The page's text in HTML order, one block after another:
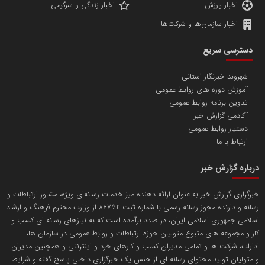
پایگاه اطلاع رسانی اعتلای نهادهای مردمی
پایگاه اطلاع رسانی دریا و نفت
تامین آهن اسفنجی تولیدکنندگان فولاد در کشور
تریبون
انتشار گسترده محتوا در رسانه گزارش خبر
مسعودصادقی
اخبار ورزش
اخبار زندگی و سرگرمی
اخبار سازمان‌ها و شرکت‌ها
دسترسی سریع
شهروند خبرنگار استانی
آموزش دوره های روابط عمومی
تدوین برنامه روابط عمومی
آکادمی گزارش خبر
دستیار روابط عمومی
ارتباط با ما
درباره گزارش خبر
خبرگزاری گزارش خبر به عنوان ارائه دهنده میز خدمات رسانه‌ای ویژه، مشاور ارتباطات و
رسانه و دارنده مجوز رسانه رسمی با شماره ثبت 86752 از وزارت محترم فرهنگ و ارشاد
اسلامی جمهوری اسلامی ایران، در صدد برآمده است که به نیازهای رسانه ای کسب و
کار و مجموعه های متبوع متولیان حوزه ارتباطات و روابط عمومی در سازمان ها،
ادارات، شرکت ها و تمامی مدیران کسب و کارهای خرد و اینترنتی و همچنین مدیران
و متولیان تولید محتوای رسانه ای از جنس یک خبرگزاری داخلی پاسخ گفته و شرایط